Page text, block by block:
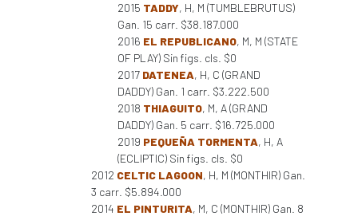
2015 TADDY, H, M (TUMBLEBRUTUS)
Gan. 15 carr. $38.187.000
2016 EL REPUBLICANO, M, M (STATE
OF PLAY) Sin figs. cls. $0
2017 DATENEA, H, C (GRAND
DADDY) Gan. 1 carr. $3.222.500
2018 THIAGUITO, M, A (GRAND
DADDY) Gan. 5 carr. $16.725.000
2019 PEQUEÑA TORMENTA, H, A
(ECLIPTIC) Sin figs. cls. $0
2012 CELTIC LAGOON, H, M (MONTHIR) Gan.
3 carr. $5.894.000
2014 EL PINTURITA, M, C (MONTHIR) Gan. 8